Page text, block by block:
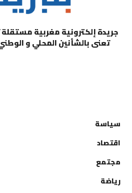
جريدة إلكترونية مغربية مستقلة
تعنى بالشأنين المحلي و
سياسة
اقتصاد
مجتمع
رياضة